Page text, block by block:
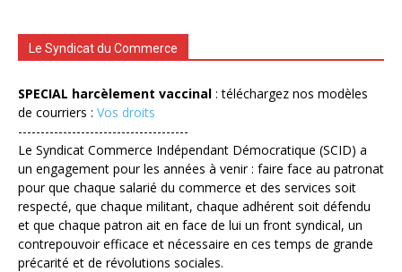
Le Syndicat du Commerce
SPECIAL harcèlement vaccinal : téléchargez nos modèles
de courriers : Vos droits
--------------------------------------
Le Syndicat Commerce Indépendant Démocratique (SCID) a
un engagement pour les années à venir : faire face au patronat
pour que chaque salarié du commerce et des services soit
respecté, que chaque militant, chaque adhérent soit défendu
et que chaque patron ait en face de lui un front syndical, un
contrepouvoir efficace et nécessaire en ces temps de grande
précarité et de révolutions sociales.